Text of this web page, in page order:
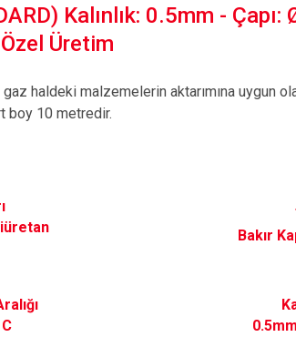
Kalınlık: 0.5mm -
Üretim
gaz haldeki malzemelerin aktarımına uygun
boy 10 metredir.
Bakır